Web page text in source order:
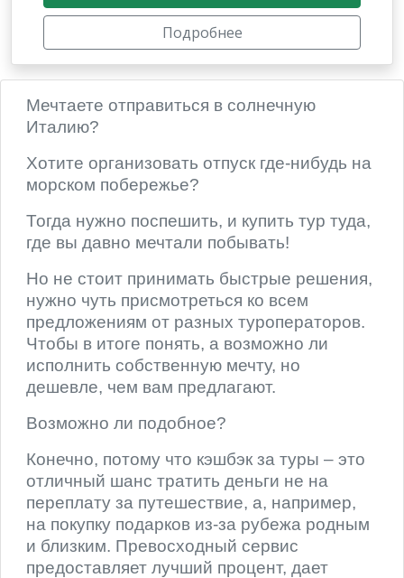
Подробнее
Мечтаете отправиться в солнечную
Италию?
Хотите организовать отпуск где-нибудь на
морском побережье?
Тогда нужно поспешить, и купить тур туда,
где вы давно мечтали побывать!
Но не стоит принимать быстрые решения,
нужно чуть присмотреться ко всем
предложениям от разных туроператоров.
Чтобы в итоге понять, а возможно ли
исполнить собственную мечту, но
дешевле, чем вам предлагают.
Возможно ли подобное?
Конечно, потому что кэшбэк за туры – это
отличный шанс тратить деньги не на
переплату за путешествие, а, например,
на покупку подарков из-за рубежа родным
и близким. Превосходный сервис
предоставляет лучший процент, дает